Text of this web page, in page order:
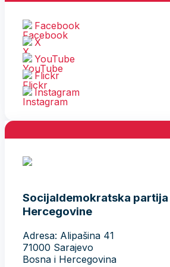
Facebook
X
YouTube
Flickr
Instagram
Socijaldemokratska partija
Hercegovine
Adresa: Alipašina 41
71000 Sarajevo
Bosna i Hercegovina